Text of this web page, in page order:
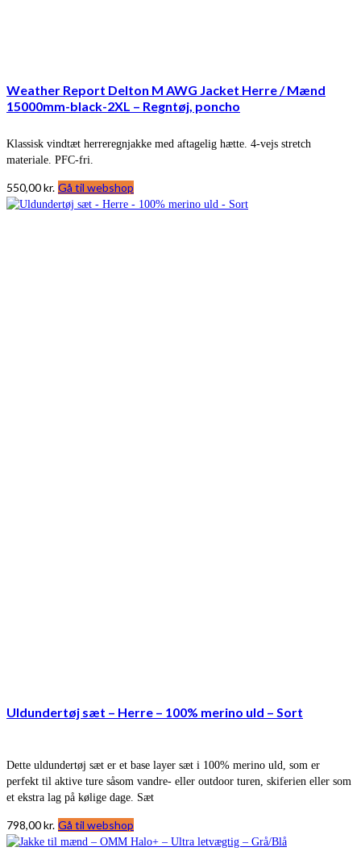
Weather Report Delton M AWG Jacket Herre / Mænd
15000mm-black-2XL – Regntøj, poncho
Klassisk vindtæt herreregnjakke med aftagelig hætte. 4-vejs stretch
materiale. PFC-fri.
550,00kr. Gå til webshop
Uldundertøj sæt – Herre – 100% merino uld – Sort
Dette uldundertøj sæt er et base layer sæt i 100% merino uld, som er
perfekt til aktive ture såsom vandre- eller outdoor turen, skiferien eller som
et ekstra lag på kølige dage. Sæt
798,00kr. Gå til webshop